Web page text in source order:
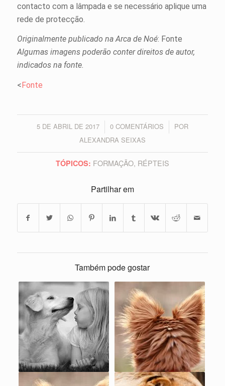
contacto com a lâmpada e se necessário aplique uma
rede de protecção.
Originalmente publicado na Arca de Noé: Fonte
Algumas imagens poderão conter direitos de autor,
indicados na fonte.
<Fonte
5 DE ABRIL DE 2017
/ 0 COMENTÁRIOS
/
POR
ALEXANDRA SEIXAS
TÓPICOS: FORMAÇÃO, RÉPTEIS
Partilhar em
Também pode gostar